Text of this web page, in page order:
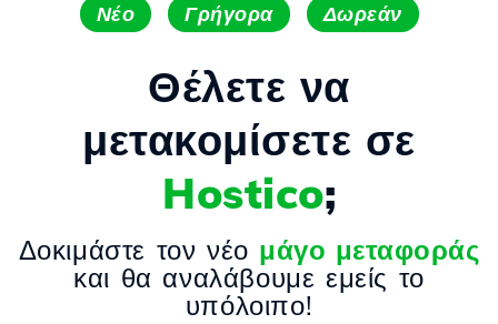
Νέο Γρήγορα Δωρεάν
Θέλετε να
μετακομίσετε σε
Hostico;
Δοκιμάστε τον νέο μάγο μεταφοράς
και θα αναλάβουμε εμείς το
υπόλοιπο!